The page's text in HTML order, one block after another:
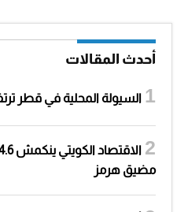
أحدث المقالات
السيولة المحلية في قطر ترتفع 9.86% خلال
مضيق هرمز